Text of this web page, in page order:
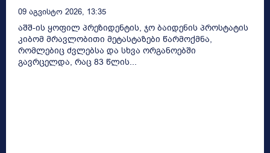
09 Აგვისტო 2026, 13:35
აშშ-ის ყოფილ პრეზიდენტის, ჯო ბაიდენის პროსტატის
კიბომ მრავლობითი მეტასტაზები წარმოქმნა,
რომლებიც ძვლებსა და სხვა ორგანოებში
გავრცელდა, რაც 83 წლის...